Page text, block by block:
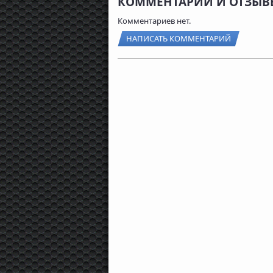
Комментариев нет.
НАПИСАТЬ КОММЕНТАРИЙ